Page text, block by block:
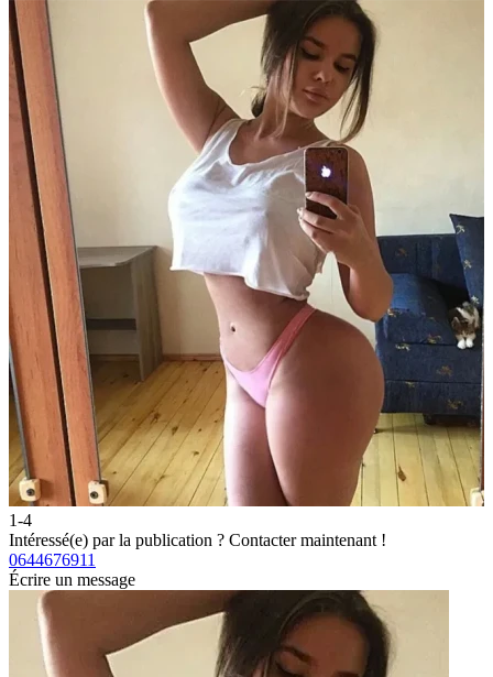
1-4
Intéressé(e) par la publication ? Contacter maintenant !
0644676911
Écrire un message